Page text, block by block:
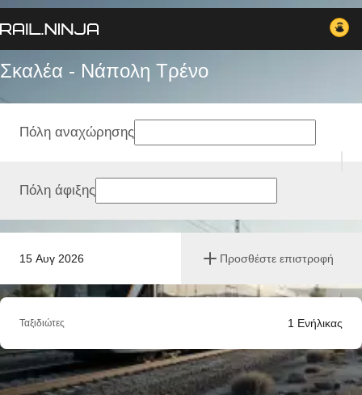
Σκαλέα - Νάπολη Tρένο
15 Αυγ 2026 Προσθέστε επιστροφή
Πόλη αναχώρησης
Πόλη άφιξης
Ταξιδιώτες 1 Ενήλικας